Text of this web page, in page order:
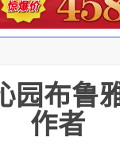
园布鲁
作者